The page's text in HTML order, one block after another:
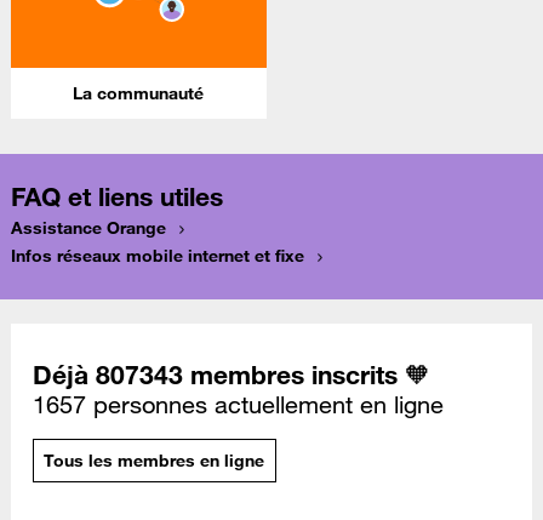
La communauté
FAQ et liens utiles
Assistance Orange
Infos réseaux mobile internet et fixe
Déjà 807343 membres inscrits 🧡
1657 personnes actuellement en ligne
Tous les membres en ligne